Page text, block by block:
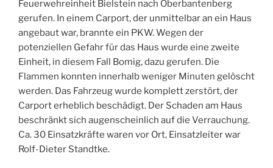
Feuerwehreinheit Bielstein nach Oberbantenberg
gerufen. In einem Carport, der unmittelbar an ein Haus
angebaut war, brannte ein PKW. Wegen der
potenziellen Gefahr für das Haus wurde eine zweite
Einheit, in diesem Fall Bomig, dazu gerufen. Die
Flammen konnten innerhalb weniger Minuten gelöscht
werden. Das Fahrzeug wurde komplett zerstört, der
Carport erheblich beschädigt. Der Schaden am Haus
beschränkt sich augenscheinlich auf die Verrauchung.
Ca. 30 Einsatzkräfte waren vor Ort, Einsatzleiter war
Rolf-Dieter Standtke.